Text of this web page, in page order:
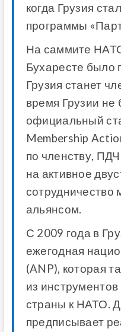
когда Грузия
программы «
На саммите
Бухаресте было
Грузия станет
время Грузии не
официальный
Membership
по членству, ПДЧ
на активное
сотрудничество
альянсом.
С 2009 года в
ежегодная
(ANP), которая
из инструментов
страны к НАТО.
предписывает